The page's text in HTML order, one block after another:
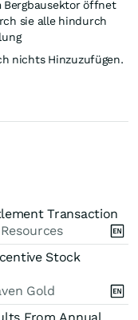
Werttreiber
Bergbausektor öffnet
nichts Hinzuzufügen.
Transaction
Stock
Gold
From Annual